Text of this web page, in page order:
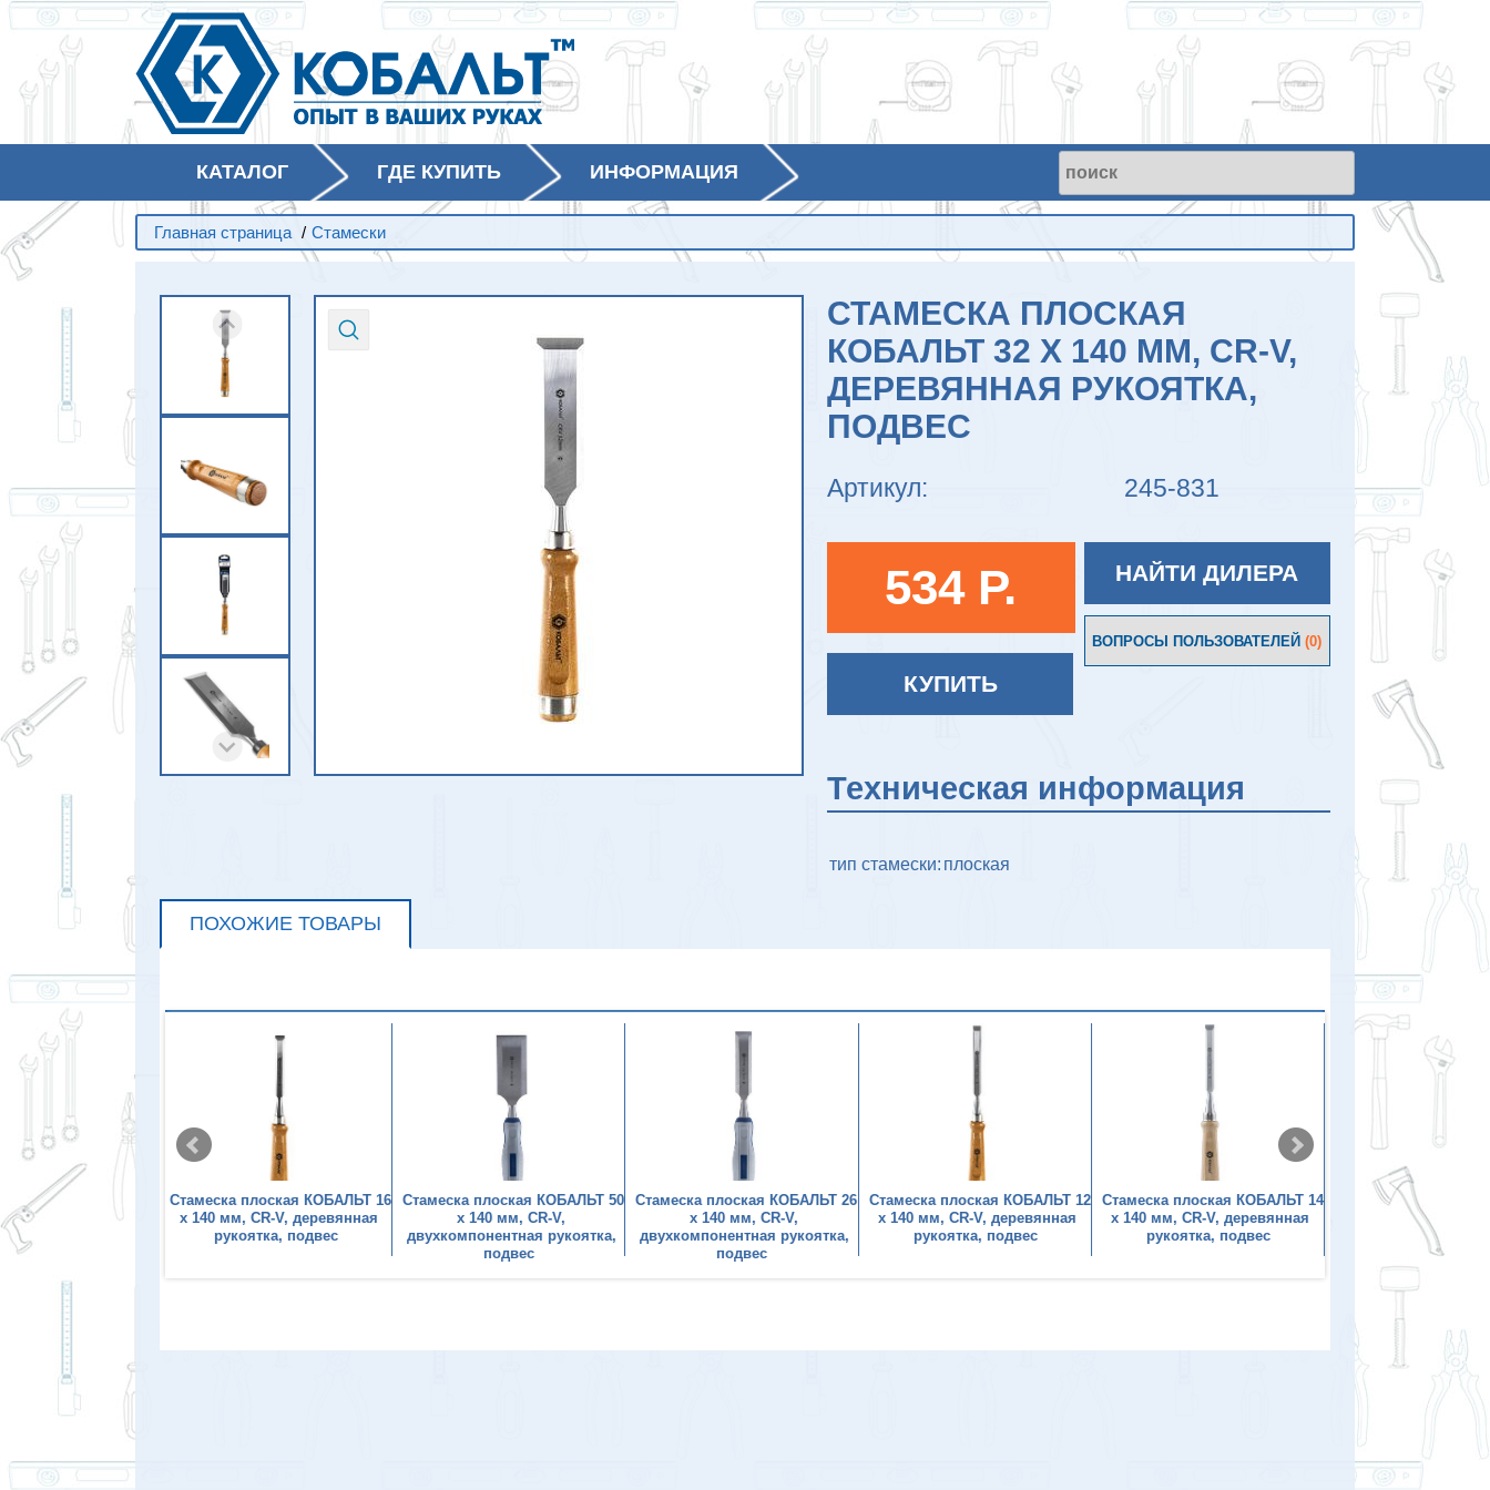
КАТАЛОГ ГДЕ КУПИТЬ ИНФОРМАЦИЯ
Главная страница / Стамески
СТАМЕСКА ПЛОСКАЯ
КОБАЛЬТ 32 Х 140 ММ, CR-V,
ДЕРЕВЯННАЯ РУКОЯТКА,
ПОДВЕС
Артикул: 245-831
534 P.
КУПИТЬ
НАЙТИ ДИЛЕРА
ВОПРОСЫ ПОЛЬЗОВАТЕЛЕЙ(0)
Техническая информация
тип стамески: плоская
ПОХОЖИЕ ТОВАРЫ
КОБАЛЬТ
12, 18, 24 х 140 мм,
4 ШТ., блистер
Стамеска плоская КОБАЛЬТ 16
х 140 мм, CR-V, деревянная
рукоятка, подвес
Стамеска плоская КОБАЛЬТ 50
х 140 мм, CR-V,
двухкомпонентная рукоятка,
подвес
Стамеска плоская КОБАЛЬТ 26
х 140 мм, CR-V,
двухкомпонентная рукоятка,
подвес
Стамеска плоская КОБАЛЬТ 12
х 140 мм, CR-V, деревянная
рукоятка, подвес
Стамеска плоская КОБАЛЬТ 14
х 140 мм, CR-V, деревянная
рукоятка, подвес
Набор стамесок
плоских: 6, 12, 18,
CR-V, деревянная
точильный